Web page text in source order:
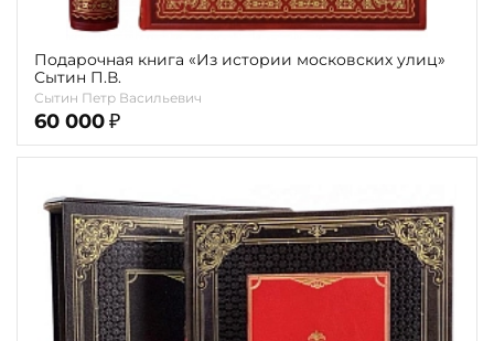
Подарочная книга «Из истории московских улиц»
Сытин П.В.
Сытин Петр Васильевич
60 000 ₽